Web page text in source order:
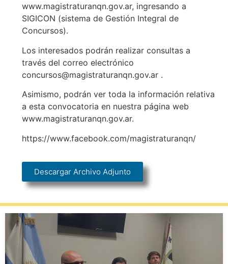
www.magistraturanqn.gov.ar, ingresando a
SIGICON (sistema de Gestión Integral de
Concursos).
Los interesados podrán realizar consultas a
través del correo electrónico
concursos@magistraturanqn.gov.ar .
Asimismo, podrán ver toda la información relativa
a esta convocatoria en nuestra página web
www.magistraturanqn.gov.ar.
https://www.facebook.com/magistraturanqn/
Descargar Archivo Adjunto